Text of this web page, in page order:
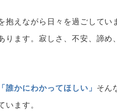
抱えながら日々を過ごしてい
ます。寂しさ、不安、諦め
誰かにわかってほしい」 そん
ます。